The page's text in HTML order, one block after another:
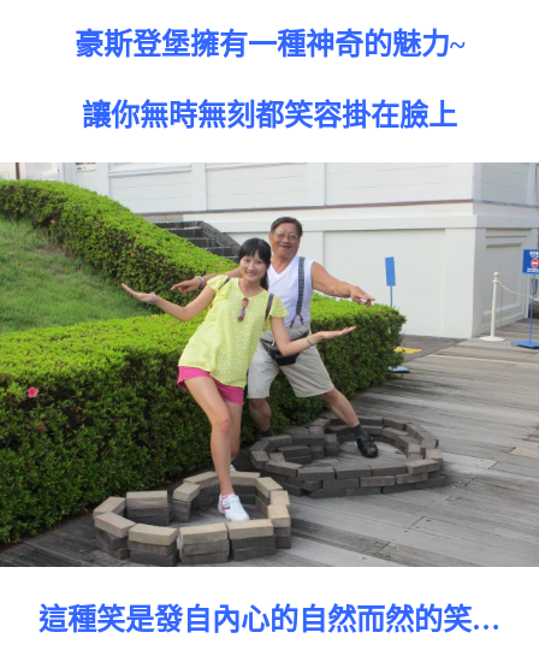
豪斯登堡擁有一種神奇的魅力~
讓你無時無刻都笑容掛在臉上
這種笑是發自內心的自然而然的笑…